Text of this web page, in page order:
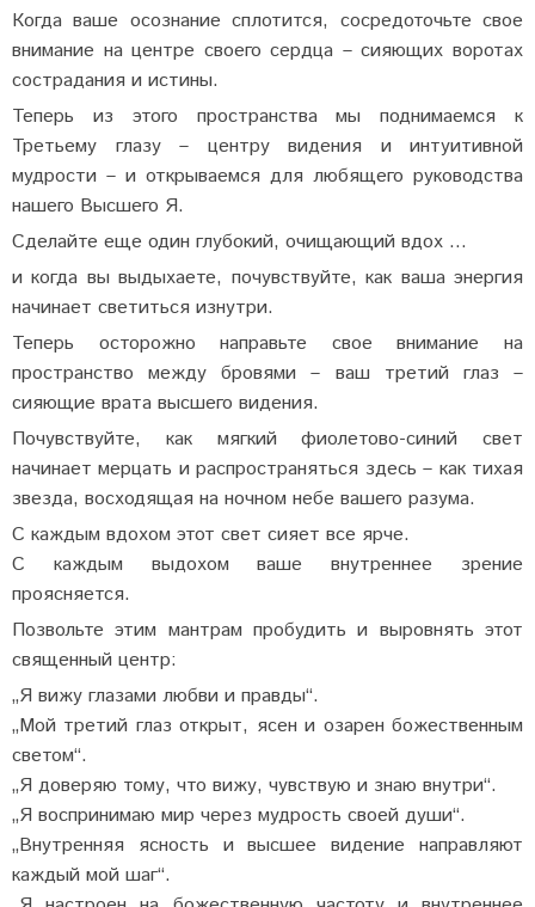
Когда ваше осознание сплотится, сосредоточьте свое
внимание на центре своего сердца – сияющих воротах
сострадания и истины.
Теперь из этого пространства мы поднимаемся к
Третьему глазу – центру видения и интуитивной
мудрости – и открываемся для любящего руководства
нашего Высшего Я.
Сделайте еще один глубокий, очищающий вдох …
и когда вы выдыхаете, почувствуйте, как ваша энергия
начинает светиться изнутри.
Теперь осторожно направьте свое внимание на
пространство между бровями – ваш третий глаз –
сияющие врата высшего видения.
Почувствуйте, как мягкий фиолетово-синий свет
начинает мерцать и распространяться здесь – как тихая
звезда, восходящая на ночном небе вашего разума.
С каждым вдохом этот свет сияет все ярче.
С каждым выдохом ваше внутреннее зрение
проясняется.
Позвольте этим мантрам пробудить и выровнять этот
священный центр:
„Я вижу глазами любви и правды“.
„Мой третий глаз открыт, ясен и озарен божественным
светом“.
„Я доверяю тому, что вижу, чувствую и знаю внутри“.
„Я воспринимаю мир через мудрость своей души“.
„Внутренняя ясность и высшее видение направляют
каждый мой шаг“.